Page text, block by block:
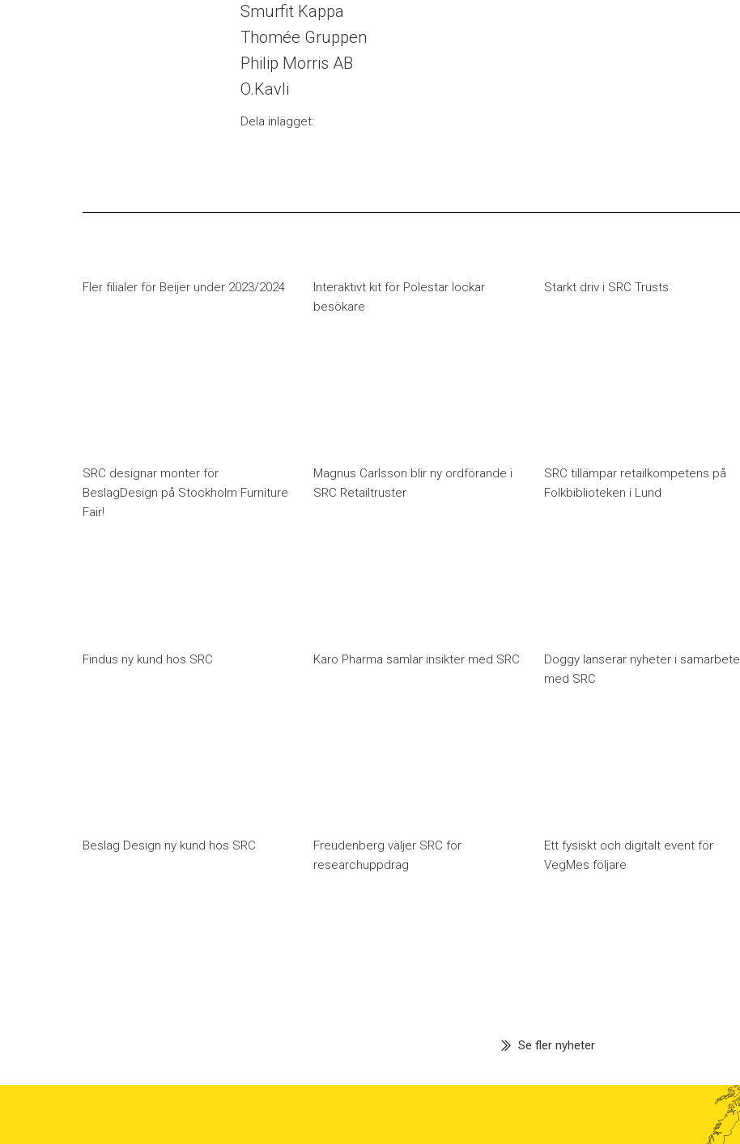
Smurfit Kappa
Thomée Gruppen
Philip Morris AB
O.Kavli
Dela inlägget:
Fler filialer för Beijer under 2023/2024
Interaktivt kit för Polestar lockar
besökare
Starkt driv i SRC Trusts
SRC designar monter för
BeslagDesign på Stockholm Furniture
Fair!
Magnus Carlsson blir ny ordförande i
SRC Retailtruster
SRC tillämpar retailkompetens på
Folkbiblioteken i Lund
Findus ny kund hos SRC Karo Pharma samlar insikter med SRC
Doggy lanserar nyheter i samarbete
med SRC
Beslag Design ny kund hos SRC
Freudenberg väljer SRC för
researchuppdrag
Ett fysiskt och digitalt event för
VegMes följare
Se fler nyheter